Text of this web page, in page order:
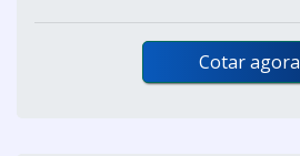
Cotar agora